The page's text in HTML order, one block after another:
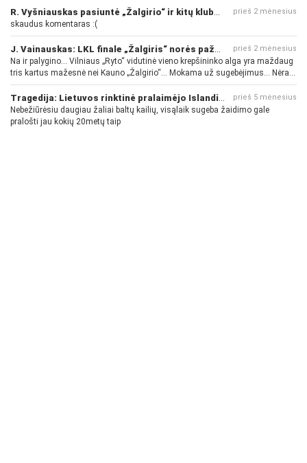
prieš 2 mėnesius
skaudus komentaras :(
prieš 2 mėnesius
Na ir palygino... Vilniaus „Ryto“ vidutinė vieno krepšininko alga yra maždaug
tris kartus mažesnė nei Kauno „Žalgirio“... Mokama už sugebėjimus... Nėra
pinigų - nėra gerų žaidėjų...
prieš 5 mėnesius
Nebežiūrėsiu daugiau žaliai baltų kailių, visąlaik sugeba žaidimo gale
pralošti jau kokių 20metų taip